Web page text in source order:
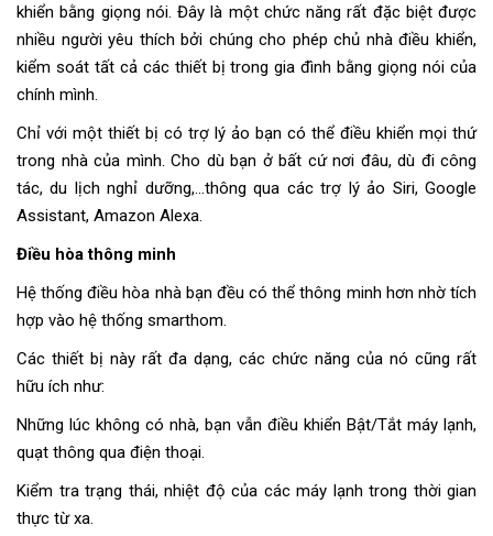
khiển bằng giọng nói. Đây là một chức năng rất đặc biệt được
nhiều người yêu thích bởi chúng cho phép chủ nhà điều khiển,
kiểm soát tất cả các thiết bị trong gia đình bằng giọng nói của
chính mình.
Chỉ với một thiết bị có trợ lý ảo bạn có thể điều khiển mọi thứ
trong nhà của mình. Cho dù bạn ở bất cứ nơi đâu, dù đi công
tác, du lịch nghỉ dưỡng,…thông qua các trợ lý ảo Siri, Google
Assistant, Amazon Alexa.
Điều hòa thông minh
Hệ thống điều hòa nhà bạn đều có thể thông minh hơn nhờ tích
hợp vào hệ thống smarthom.
Các thiết bị này rất đa dạng, các chức năng của nó cũng rất
hữu ích như:
Những lúc không có nhà, bạn vẫn điều khiển Bật/Tắt máy lạnh,
quạt thông qua điện thoại.
Kiểm tra trạng thái, nhiệt độ của các máy lạnh trong thời gian
thực từ xa.